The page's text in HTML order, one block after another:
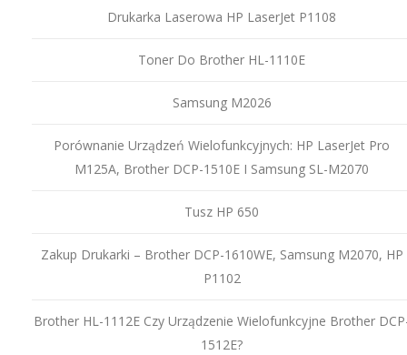
Drukarka Laserowa HP LaserJet P1108
Toner Do Brother HL-1110E
Samsung M2026
Porównanie Urządzeń Wielofunkcyjnych: HP LaserJet Pro
M125A, Brother DCP-1510E I Samsung SL-M2070
Tusz HP 650
Zakup Drukarki – Brother DCP-1610WE, Samsung M2070, HP
P1102
Brother HL-1112E Czy Urządzenie Wielofunkcyjne Brother
1512E?